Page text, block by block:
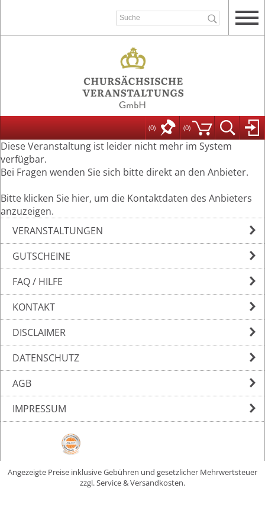
(0) (0)
Diese Veranstaltung ist leider nicht mehr im System
verfügbar.
Bei Fragen wenden Sie sich bitte direkt an den Anbieter.
Bitte klicken Sie hier, um die Kontaktdaten des Anbieters
anzuzeigen.
VERANSTALTUNGEN
GUTSCHEINE
FAQ / HILFE
KONTAKT
DISCLAIMER
DATENSCHUTZ
AGB
IMPRESSUM
Angezeigte Preise inklusive Gebühren und gesetzlicher Mehrwertsteuer
zzgl. Service & Versandkosten.